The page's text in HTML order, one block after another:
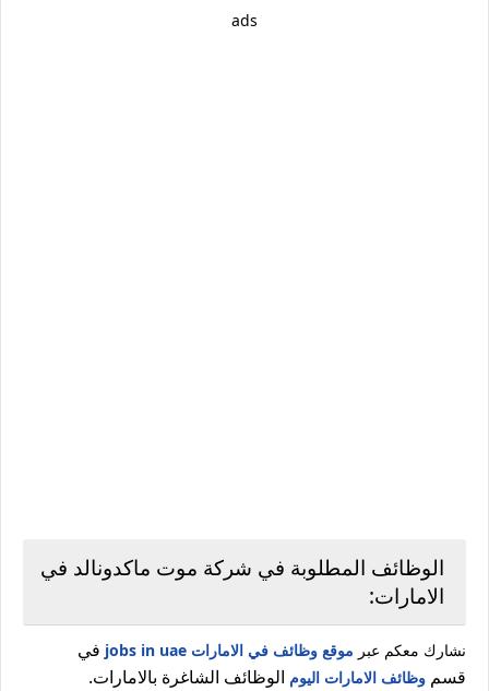
ads
الوظائف المطلوبة في شركة موت ماكدونالد في
الامارات:
نشارك معكم عبر موقع وظائف في الامارات jobs in uae
في
قسم وظائف الامارات اليوم الوظائف الشاغرة بالامارات.